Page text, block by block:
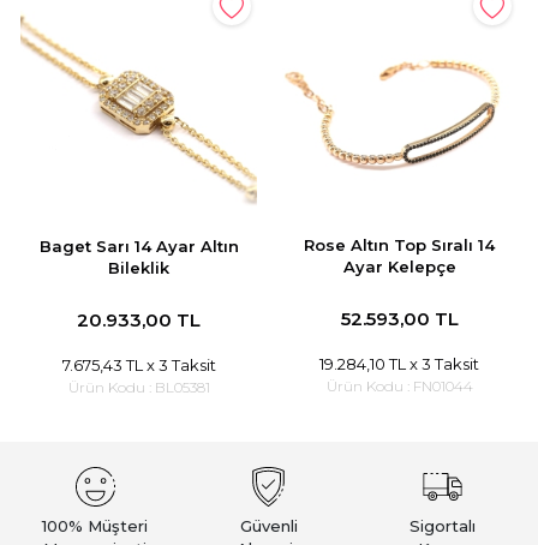
Baget Sarı 14 Ayar Altın
Bileklik
20.933,00 TL
7.675,43 TL x 3 Taksit
Ürün Kodu : BL05381
Rose Altın Top Sıralı 14
Ayar Kelepçe
52.593,00 TL
19.284,10 TLx 3 Taksit
Ürün Kodu : FN01044
100% Müşteri
Güvenli
Sigortalı